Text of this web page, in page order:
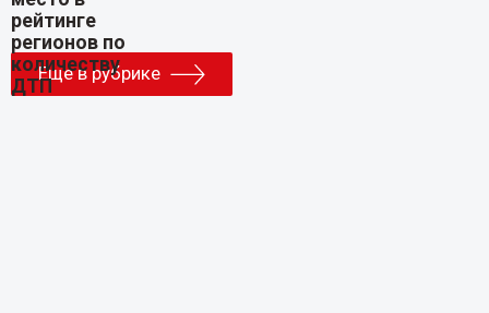
Еще в рубрике